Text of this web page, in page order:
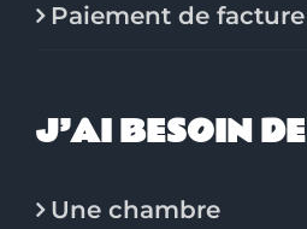
Paiement de facture
J’AI BESOIN DE
Une chambre